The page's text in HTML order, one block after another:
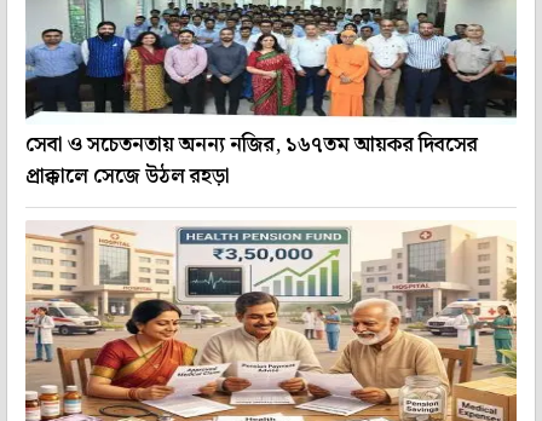
সেবা ও সচেতনতায় অনন্য নজির, ১৬৭তম আয়কর দিবসের
প্রাক্কালে সেজে উঠল রহড়া